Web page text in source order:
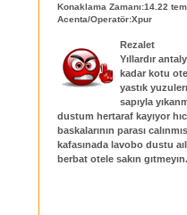
Konaklama Zamanı:14.22
Acenta/Operatör:Xpur
Rezalet
Yıllardır
kadar kotu
yastık
sapıyla
dustum hertaraf kayıyor
baskalarının parası
kafasınada lavobo dustu
berbat otele sakın